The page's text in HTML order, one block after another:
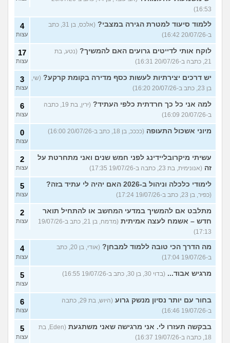
16:53)
ללמוד סיעוד למטרת הגירה במצבי?
(אלכס, בן 31, כתב
ב-20/07/26 16:42)
4
עצות
לוקח אותי לדייטים גרועים האם להמשיך? (נטע, בת
21, כתבה ב-20/07/26 16:31)
17
עצות
יש דרכים יצירתיות לעשות כסף מדירה בקומת קרקע? (שי,
בן 23, כתב ב-20/07/26 16:20)
3
עצות
למה אני כל כך חרדתית כלפי העתיד?
(ירין, בת 19, כתבה
ב-20/07/26 16:09)
6
עצות
מיוני אשכול התעופה (ככככ, בן 18, כתב ב-20/07/26 16:00) 0
עצות
עשיתי מיקרובליידינג לפני חמש שנים ואני מתחרטת על
זה (אנונימית, בת 23, כתבה ב-19/07/26 17:35)
2
עצות
לימודי כלכלה וניהול ב-2026 האם יהיה לי עתיד בזה?
(כפיר, בן 23, כתב ב-19/07/26 17:24)
5
עצות
מתלבט אם להמשיך במדעי המחשב או להתחיל תואר
חדש – אשמח לעצה אמיתית
(מדמח, בן 21, כתב ב-19/07/26
17:13)
2
עצות
מה הדרך הכי טובה ללמוד למבחן?
(אודי, בן 20, כתב
ב-19/07/26 17:04)
4
עצות
מרגיש אבוד... (בדוי 30, בן 30, כתב ב-19/07/26 16:55) 5
עצות
בחור עם יותר נסיון מנשק גרוע
(היוש, בת 29, כתבה
ב-19/07/26 16:46)
6
עצות
בבקשה תעזרו לי. אני מרגישה שאני משתגעת
(Eden, בת
18, כתבה ב-19/07/26 16:37)
5
עצות